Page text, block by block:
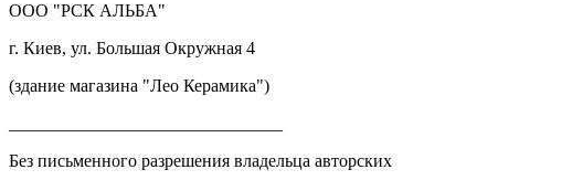
ООО "РСК АЛЬБА"
г. Киев, ул. Большая Окружная 4
(здание магазина "Лео Керамика")
Без письменного разрешения владельца авторских